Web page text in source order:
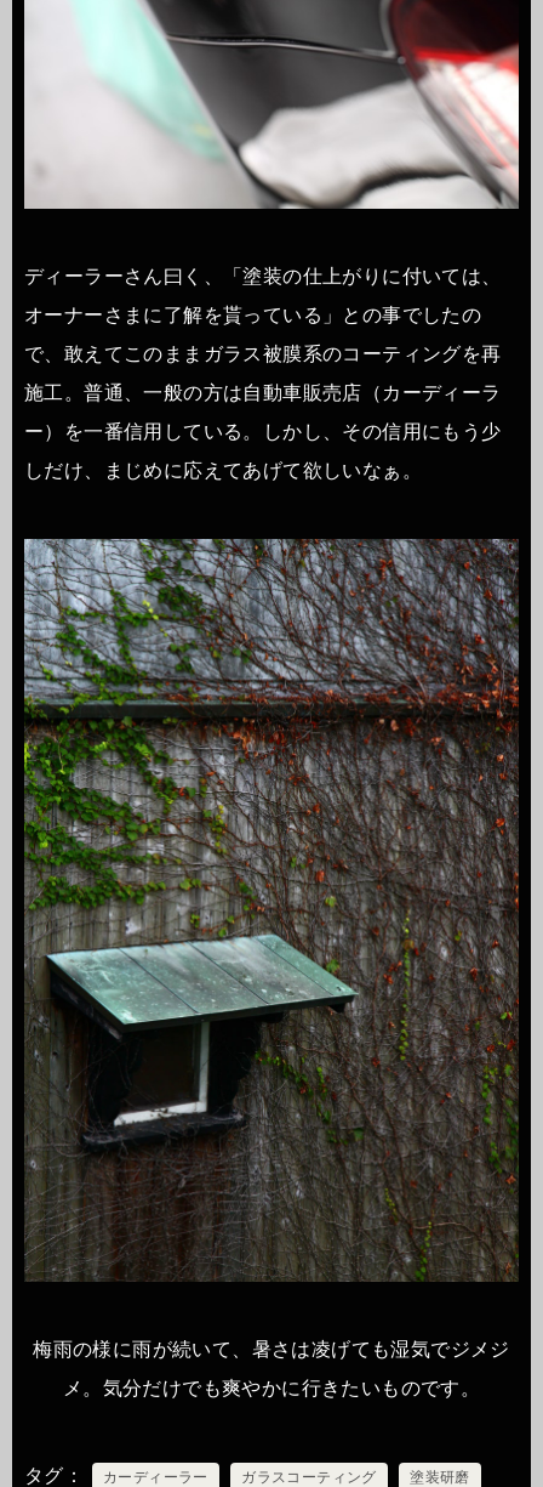
ディーラーさん曰く、「塗装の仕上がりに付いては、
オーナーさまに了解を貰っている」との事でしたの
で、敢えてこのままガラス被膜系のコーティングを再
施工。普通、一般の方は自動車販売店（カーディーラ
ー）を一番信用している。しかし、その信用にもう少
しだけ、まじめに応えてあげて欲しいなぁ。
梅雨の様に雨が続いて、暑さは凌げても湿気でジメジ
メ。気分だけでも爽やかに行きたいものです。
タグ カーディーラー ガラスコーティング 塗装研磨